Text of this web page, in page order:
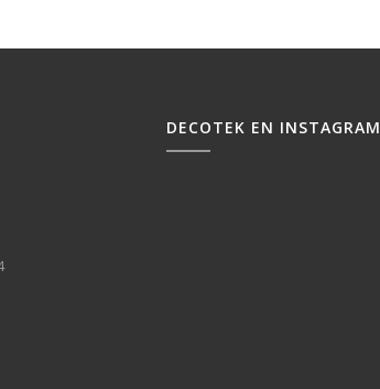
DECOTEK EN INSTAGRAM